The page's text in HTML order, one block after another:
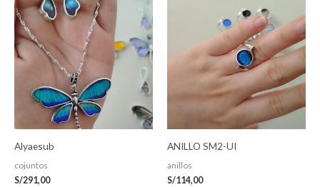
Alyaesub
cojuntos
S/291,00
ANILLO SM2-UI
anillos
S/114,00